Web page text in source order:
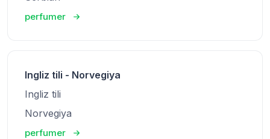
perfumer
Ingliz tili - Norvegiya
Ingliz tili
Norvegiya
perfumer